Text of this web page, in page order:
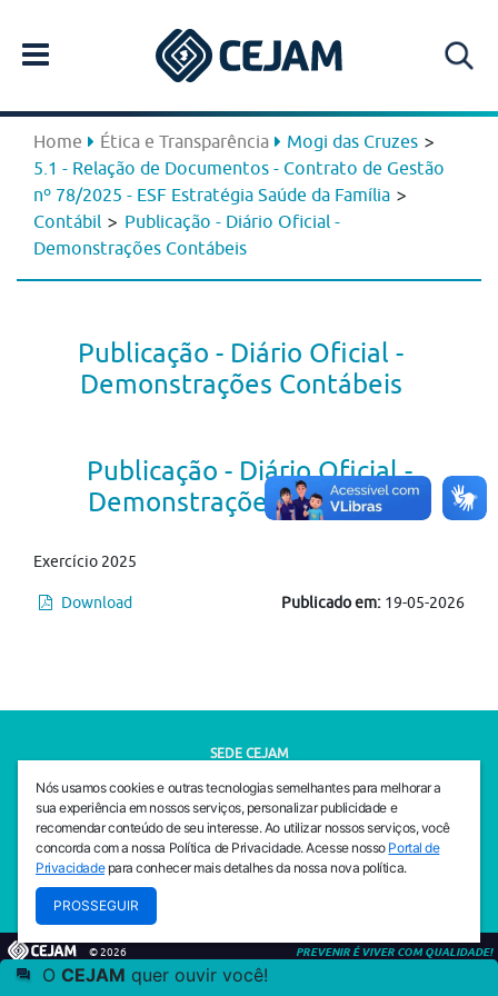
Home Ética e Transparência Mogi das Cruzes >
5.1 - Relação de Documentos - Contrato de Gestão
nº 78/2025 - ESF Estratégia Saúde da Família >
Contábil > Publicação - Diário Oficial -
Demonstrações Contábeis
Publicação - Diário Oficial -
Demonstrações Contábeis
Publicação - Diário Oficial -
Demonstrações Contábeis
Exercício 2025
Download Publicado em: 19-05-2026
SEDE CEJAM
Av. da Liberdade, 765, Liberdade, São Paulo, 01503-001
(11) 3469 - 1818
INSTITUTO CEJAM
Av. da Liberdade, 765, Liberdade, São Paulo, 01503-001
© 2026 PREVENIR É VIVER COM QUALIDADE!
Nós usamos cookies e outras tecnologias semelhantes para melhorar a
sua experiência em nossos serviços, personalizar publicidade e
recomendar conteúdo de seu interesse. Ao utilizar nossos serviços, você
concorda com a nossa Política de Privacidade. Acesse nosso Portal de
Privacidadepara conhecer mais detalhes da nossa nova política.
PROSSEGUIR
O CEJAM quer ouvir você!